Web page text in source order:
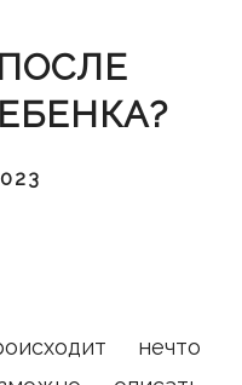
нечто